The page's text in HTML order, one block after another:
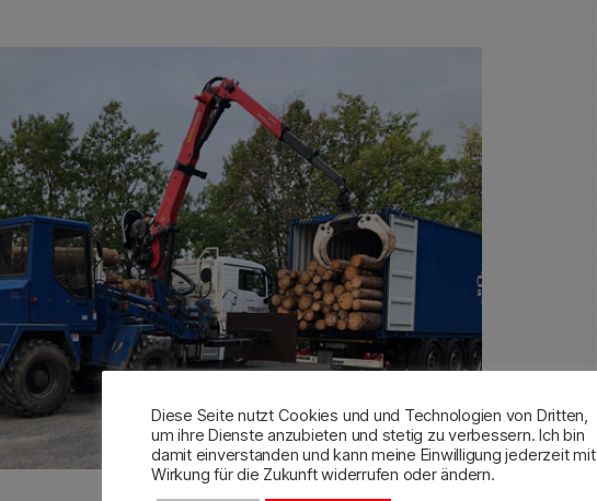
Diese Seite nutzt Cookies und und Technologien von Dritten,
um ihre Dienste anzubieten und stetig zu verbessern. Ich bin
damit einverstanden und kann meine Einwilligung jederzeit mit
Wirkung für die Zukunft widerrufen oder ändern.